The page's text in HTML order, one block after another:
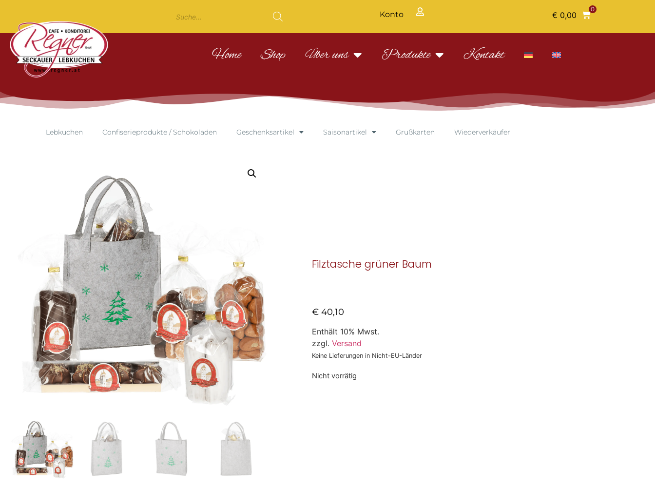
Konto € 0,00
0
Home Shop Über uns Produkte Kontakt
Lebkuchen Confiserieprodukte / Schokoladen Geschenksartikel Saisonartikel Grußkarten Wiederverkäufer
Filztasche grüner Baum
€ 40,10
Enthält 10% Mwst.
zzgl. Versand
Keine Lieferungen in Nicht-EU-Länder
Nicht vorrätig